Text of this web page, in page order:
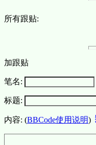
所有跟贴:
加跟贴
笔名:
标题:
内容: (BBCode使用说明)